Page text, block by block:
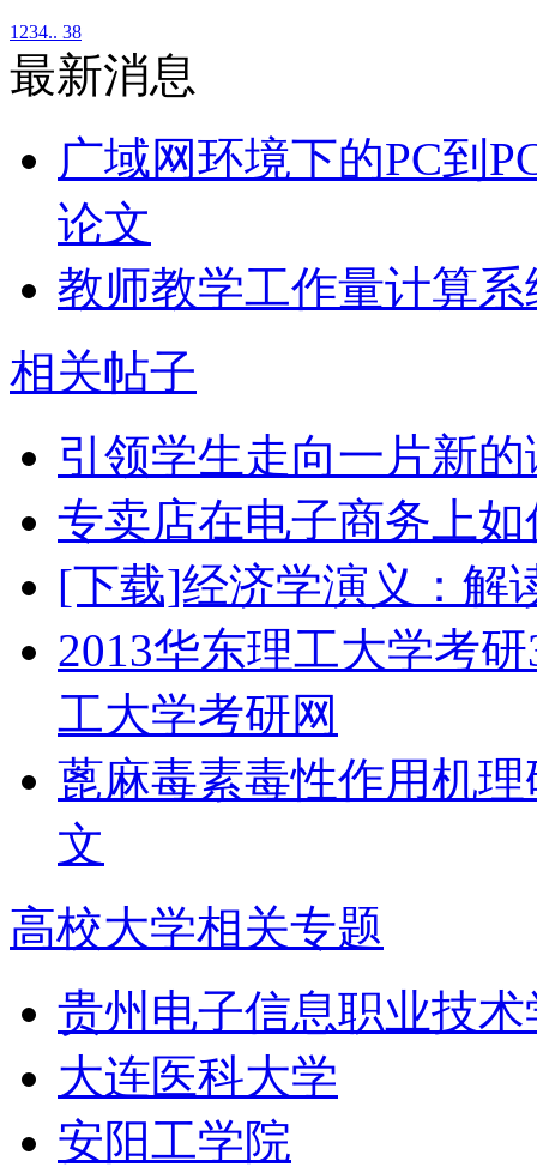
1 234.. 38
最新消息
广域网环境下的PC到
论文
教师教学工作量计算
相关帖子
引领学生走向一片新
专卖店在电子商务上
[下载]经济学演义：解
2013华东理工大学考
工大学考研网
蓖麻毒素毒性作用机
文
高校大学相关专题
贵州电子信息职业技术
大连医科大学
安阳工学院